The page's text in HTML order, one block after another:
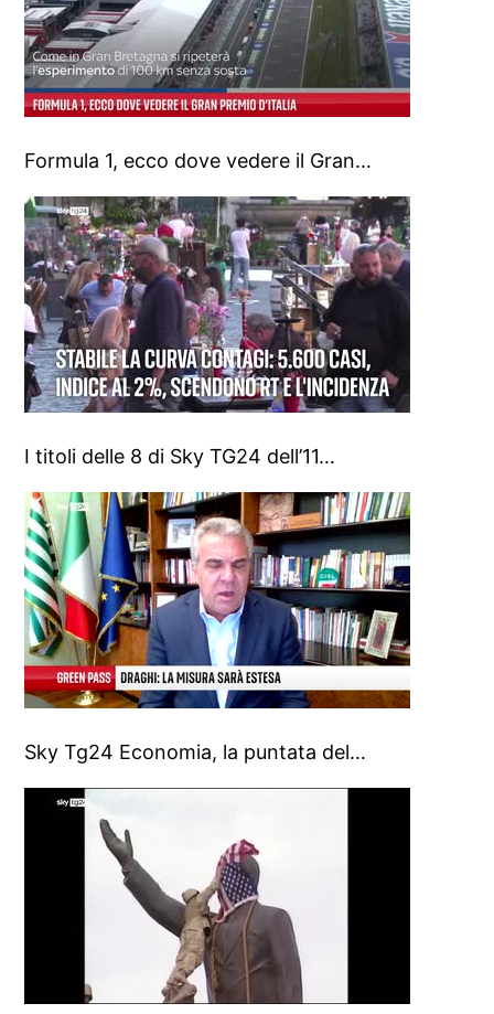
Formula 1, ecco dove vedere il Gran…
I titoli delle 8 di Sky TG24 dell’11…
Sky Tg24 Economia, la puntata del…